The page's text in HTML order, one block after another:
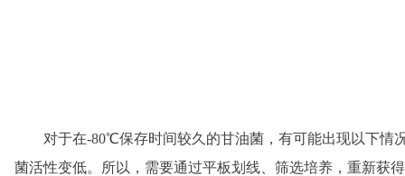
对于在-80℃保存时间较久的甘油菌，有可能出现以下情
菌活性变低。所以，需要通过平板划线、筛选培养，重新获